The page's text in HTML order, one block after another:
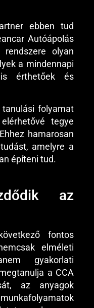
ebben tud
Autóápolás
rendszere olyan
a mindennapi
is érthetőek és
folyamat
tegye
hamarosan
amelyre a
építeni tud.
az
fontos
elméleti
gyakorlati
a CCA
az anyagok